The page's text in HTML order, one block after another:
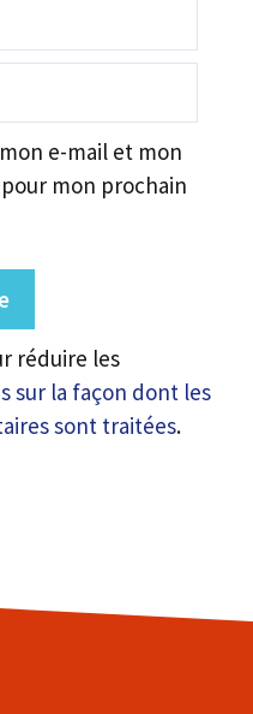
e-mail et mon
mon prochain
réduire les
sur la façon dont les
sont traitées.